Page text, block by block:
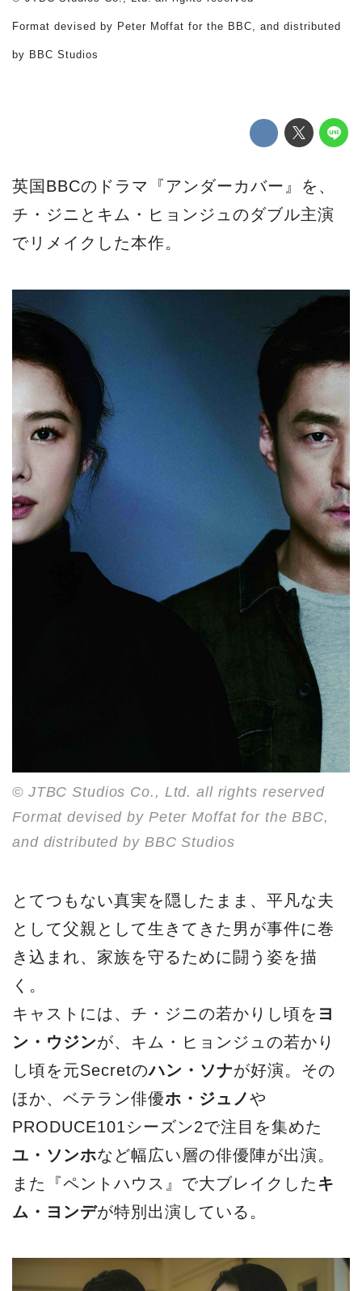
Format devised by Peter Moffat for the BBC, and distributed
by BBC Studios
英国BBCのドラマ『アンダーカバー』を、
チ・ジニとキム・ヒョンジュのダブル主演
でリメイクした本作。
© JTBC Studios Co., Ltd. all rights reserved
Format devised by Peter Moffat for the BBC,
and distributed by BBC Studios
とてつもない真実を隠したまま、平凡な夫
として父親として生きてきた男が事件に巻
き込まれ、家族を守るために闘う姿を描
く。
キャストには、チ・ジニの若かりし頃を ヨ
ン・ウジンが、キム・ヒョンジュの若かり
し頃を元Secretのハン・ソナが好演。その
ほか、ベテラン俳優ホ・ジュノや
PRODUCE101シーズン2で注目を集めた
ユ・ソンホなど幅広い層の俳優陣が出演。
また『ペントハウス』で大ブレイクした キ
ム・ヨンデが特別出演している。